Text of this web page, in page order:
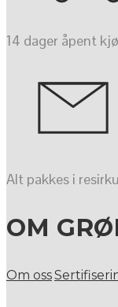
14 dager åpent
Alt pakkes i
OM
Om oss